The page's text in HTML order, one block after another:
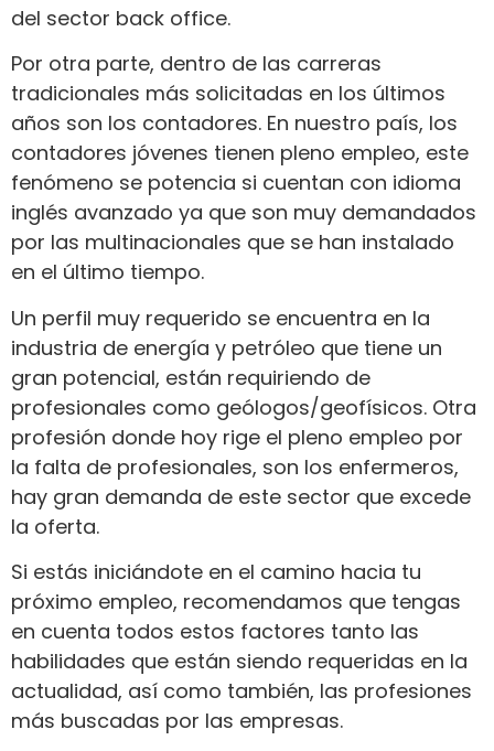
del sector back office.
Por otra parte, dentro de las carreras
tradicionales más solicitadas en los últimos
años son los contadores. En nuestro país, los
contadores jóvenes tienen pleno empleo, este
fenómeno se potencia si cuentan con idioma
inglés avanzado ya que son muy demandados
por las multinacionales que se han instalado
en el último tiempo.
Un perfil muy requerido se encuentra en la
industria de energía y petróleo que tiene un
gran potencial, están requiriendo de
profesionales como geólogos/geofísicos. Otra
profesión donde hoy rige el pleno empleo por
la falta de profesionales, son los enfermeros,
hay gran demanda de este sector que excede
la oferta.
Si estás iniciándote en el camino hacia tu
próximo empleo, recomendamos que tengas
en cuenta todos estos factores tanto las
habilidades que están siendo requeridas en la
actualidad, así como también, las profesiones
más buscadas por las empresas.